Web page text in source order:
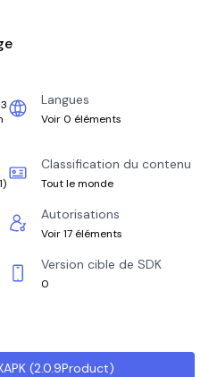
Langues
Voir 0 éléments
)
Classification du contenu
Tout le monde
Autorisations
Voir 17 éléments
Version cible de SDK
0
(2.0.9Product)